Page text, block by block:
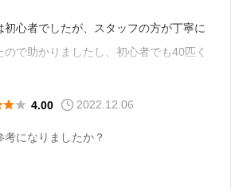
楽しむことができます。ただし、天候
りのしやすさは異なるため、事前に情
をおすすめします。
初心者でしたが、スタッフの方が丁寧に
ので助かりましたし、初心者でも40匹く
釣り上げることができたので非常に楽
、釣ったワカサギを自宅に持ち帰り、
 4.00 2022.12.06
考になりましたか？